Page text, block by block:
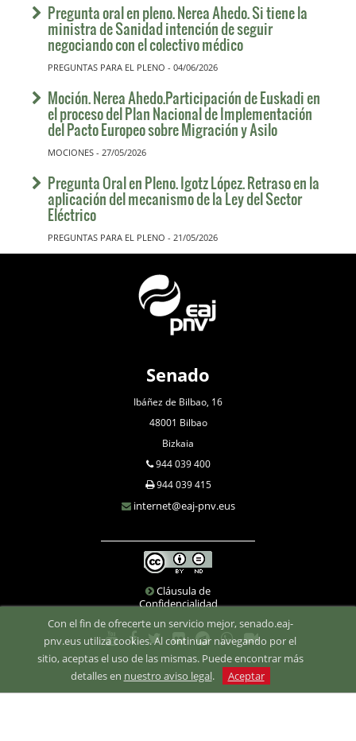
Pregunta oral en pleno. Nerea Ahedo. Si tiene la
ministra de Sanidad intención de seguir
negociando con el colectivo médico
PREGUNTAS PARA EL PLENO - 04/06/2026
Moción. Nerea Ahedo.Participación de Euskadi en
el proceso del Plan Nacional de Implementación
del Pacto Europeo sobre Migración y Asilo
MOCIONES - 27/05/2026
Pregunta Oral en Pleno. Igotz López. Retraso en la
aplicación del mecanismo de la Ley del Sector
Eléctrico
PREGUNTAS PARA EL PLENO - 21/05/2026
Senado
Ibáñez de Bilbao, 16
48001 Bilbao
Bizkaia
944 039 400
944 039 415
internet@eaj-pnv.eus
Cláusula de
Confidencialidad
Con el fin de ofrecerte un servicio mejor, senado.eaj-
pnv.eus utiliza cookies. Al continuar navegando por el
sitio, aceptas el uso de las mismas. Puede encontrar más
detalles en nuestro aviso legal. Aceptar